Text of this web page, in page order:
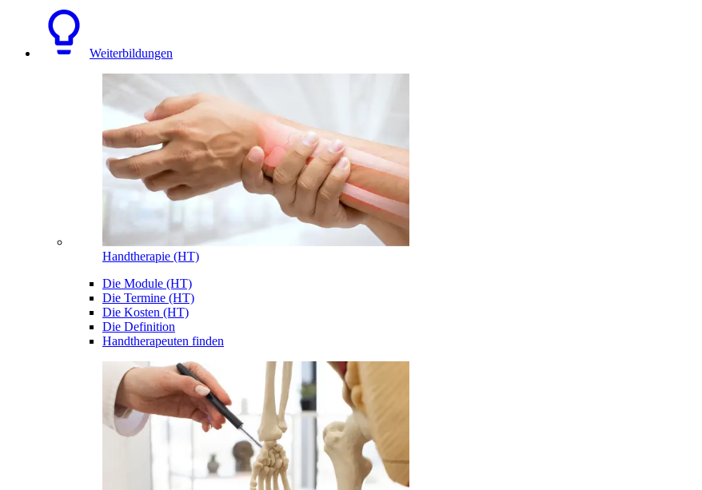
Weiterbildungen
Handtherapie (HT)
Die Module (HT)
Die Termine (HT)
Die Kosten (HT)
Die Definition
Handtherapeuten finden